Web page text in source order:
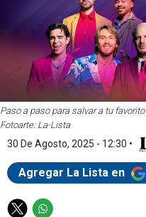
Paso a paso para salvar a tu
Fotoarte: La-Lista
30 De Agosto, 2025 - 12:30 •
Agregar La Lista en